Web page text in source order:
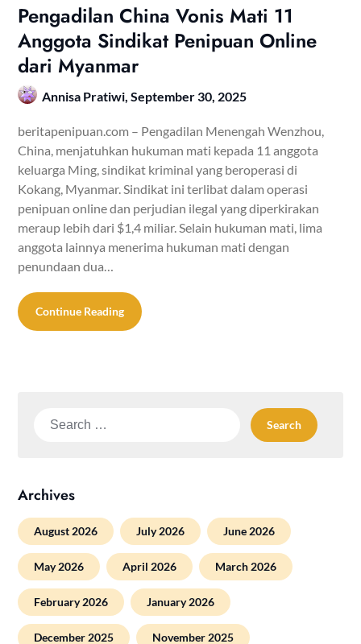
Pengadilan China Vonis Mati 11
Anggota Sindikat Penipuan Online
dari Myanmar
Annisa Pratiwi,September 30, 2025
beritapenipuan.com – Pengadilan Menengah Wenzhou,
China, menjatuhkan hukuman mati kepada 11 anggota
keluarga Ming, sindikat kriminal yang beroperasi di
Kokang, Myanmar. Sindikat ini terlibat dalam operasi
penipuan online dan perjudian ilegal yang diperkirakan
meraup lebih dari $1,4 miliar. Selain hukuman mati, lima
anggota lainnya menerima hukuman mati dengan
penundaan dua…
Continue Reading
Search
Archives
August 2026 July 2026 June 2026
May 2026 April 2026 March 2026
February 2026 January 2026
December 2025 November 2025